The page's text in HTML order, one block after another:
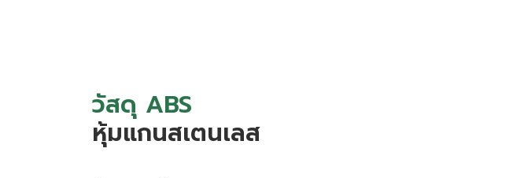
วัสดุ ABS
หุ้มแกนสเตนเลส